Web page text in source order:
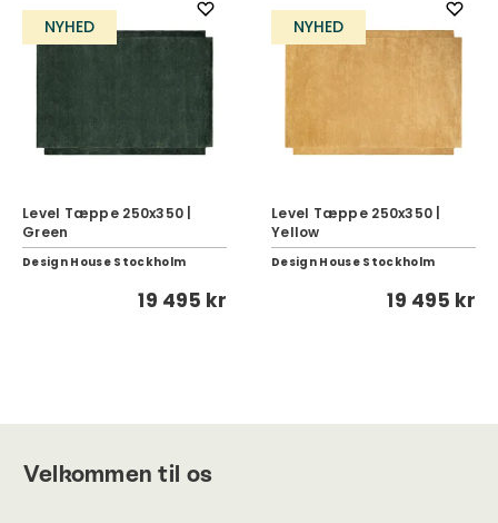
NYHED
Level Tæppe 250x350 |
Green
Design House Stockholm
19 495 kr
NYHED
Level Tæppe 250x350 |
Yellow
Design House Stockholm
19 495 kr
Velkommen til os